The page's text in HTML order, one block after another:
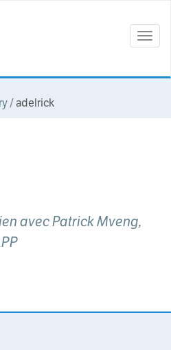
/adelrick
avec Patrick Mveng,